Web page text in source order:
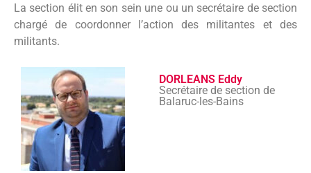
La section élit en son sein une ou un secrétaire de section
chargé de coordonner l’action des militantes et des
militants.
DORLEANS Eddy
Secrétaire de section de
Balaruc-les-Bains